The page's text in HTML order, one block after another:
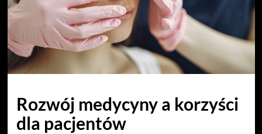
Rozwój medycyny a korzyści
dla pacjentów